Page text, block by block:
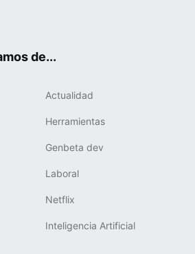
de...
Actualidad
Herramientas
Genbeta dev
Laboral
Netflix
Inteligencia Artificial